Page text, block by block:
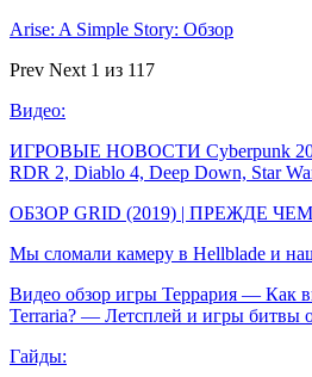
Arise: A Simple Story: Обзор
Prev Next 1 из 117
Видео:
ИГРОВЫЕ НОВОСТИ Cyberpunk
RDR 2, Diablo 4, Deep Down, Star
ОБЗОР GRID (2019) | ПРЕЖДЕ
Мы сломали камеру в Hellblade и
Видео обзор игры Террария — Как
Terraria? — Летсплей и игры битвы
Гайды: